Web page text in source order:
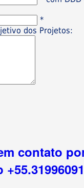
*
dos Projetos:
contato